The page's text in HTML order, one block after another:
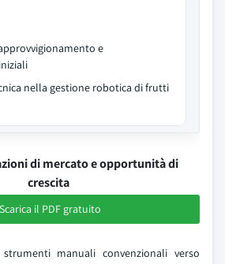
e
nella gestione robotica di frutti
di mercato e opportunità di
crescita
Scarica il PDF gratuito
manuali convenzionali verso